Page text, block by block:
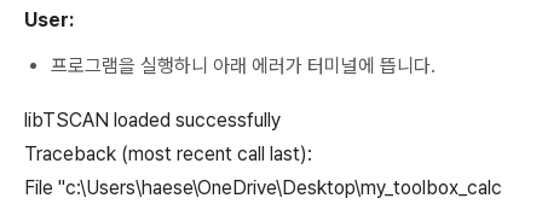
User:
프로그램을 실행하니 아래 에러가 터미널에 뜹니다.
libTSCAN loaded successfully
Traceback (most recent call last):
File "c:\Users\haese\OneDrive\Desktop\my_toolbox_calc